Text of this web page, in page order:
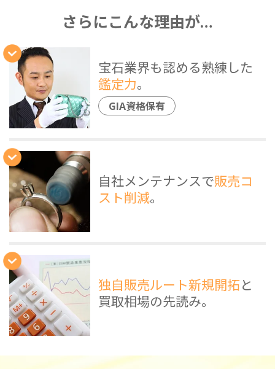
さらにこんな理由が…
宝石業界も認める熟練した
鑑定力。
GIA資格保有
自社メンテナンスで販売コ
スト削減。
独自販売ルート新規開拓と
買取相場の先読み。